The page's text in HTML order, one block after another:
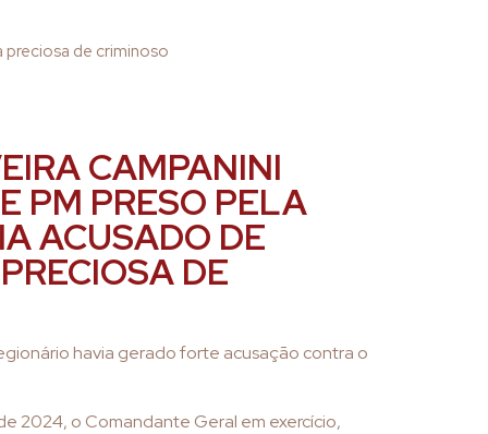
preciosa de criminoso
CAMPANINI
PM PRESO PELA
ACUSADO DE
DE
havia gerado forte acusação contra o
2024, o Comandante Geral em exercício,